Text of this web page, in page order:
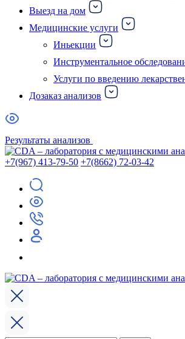
Выезд на дом
Медицинские услуги
Иньекции
Инструментальное
Услуги по введению
Дозаказ анализов
Результаты анализов
+7(967) 413-79-50 +7(8662) 72-03-42